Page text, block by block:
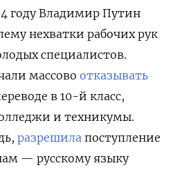
году Владимир Путин
нехватки рабочих рук
специалистов.
массово отказывать
в 10-й класс,
и техникумы.
разрешила поступление
— русскому языку